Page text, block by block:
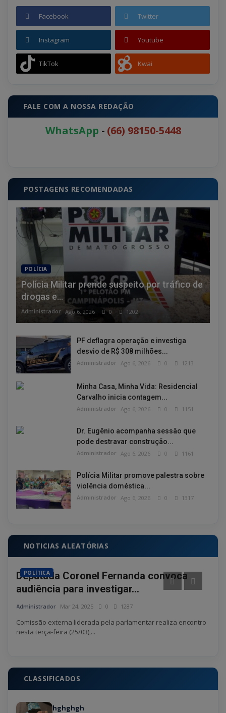
Facebook Twitter
Instagram Youtube
TikTok Kwai
FALE COM A NOSSA REDAÇÃO
WhatsApp - (66) 98150-5448
POSTAGENS RECOMENDADAS
POLÍCIA
Polícia Militar prende suspeito por tráfico de
drogas e...
Administrador Ago 6, 2026 0 1202
PF deflagra operação e investiga
desvio de R$ 308 milhões...
Administrador Ago 6, 2026 0 1213
Minha Casa, Minha Vida: Residencial
Carvalho inicia contagem...
Administrador Ago 6, 2026 0 1151
Dr. Eugênio acompanha sessão que
pode destravar construção...
Administrador Ago 6, 2026 0 1161
Polícia Militar promove palestra sobre
violência doméstica...
Administrador Ago 6, 2026 0 1317
NOTICIAS ALEATÓRIAS
POLÍTICA
Deputada Coronel Fernanda convoca
audiência para investigar...
Administrador Mar 24, 2025 0 1287
Comissão externa liderada pela parlamentar realiza encontro
nesta terça-feira (25/03),...
CLASSIFICADOS
hghghgh